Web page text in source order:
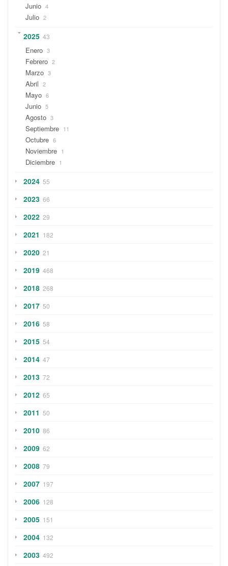
Junio 4
Julio 2
2025 43
Enero 3
Febrero 2
Marzo 3
Abril 2
Mayo 6
Junio 5
Agosto 3
Septiembre 11
Octubre 6
Noviembre 1
Diciembre 1
2024 55
2023 66
2022 29
2021 182
2020 21
2019 468
2018 268
2017 50
2016 58
2015 54
2014 47
2013 72
2012 65
2011 50
2010 86
2009 62
2008 79
2007 197
2006 128
2005 151
2004 132
2003 492